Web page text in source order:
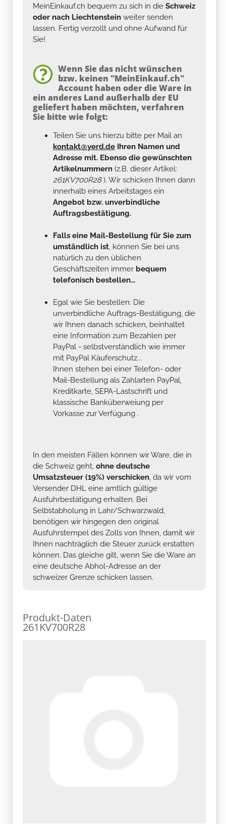
MeinEinkauf.ch bequem zu sich in die Schweiz
oder nach Liechtenstein weiter senden
lassen. Fertig verzollt und ohne Aufwand für
Sie!
Wenn Sie das nicht wünschen
bzw. keinen "MeinEinkauf.ch"
Account haben oder die Ware in
ein anderes Land außerhalb der EU
geliefert haben möchten, verfahren
Sie bitte wie folgt:
Teilen Sie uns hierzu bitte per Mail an
kontakt@yerd.de Ihren Namen und
Adresse mit. Ebenso die gewünschten
Artikelnummern (z.B. dieser Artikel:
261KV700R28). Wir schicken Ihnen dann
innerhalb eines Arbeitstages ein
Angebot bzw. unverbindliche
Auftragsbestätigung.
Falls eine Mail-Bestellung für Sie zum
umständlich ist, können Sie bei uns
natürlich zu den üblichen
Geschäftszeiten immer bequem
telefonisch bestellen...
Egal wie Sie bestellen: Die
unverbindliche Auftrags-Bestätigung, die
wir Ihnen danach schicken, beinhaltet
eine Information zum Bezahlen per
PayPal - selbstverständlich wie immer
mit PayPal Käuferschutz...
Ihnen stehen bei einer Telefon- oder
Mail-Bestellung als Zahlarten PayPal,
Kreditkarte, SEPA-Lastschrift und
klassische Banküberweiung per
Vorkasse zur Verfügung .
In den meisten Fällen können wir Ware, die in
die Schweiz geht, ohne deutsche
Umsatzsteuer (19%) verschicken, da wir vom
Versender DHL eine amtlich gültige
Ausfuhrbestätigung erhalten. Bei
Selbstabholung in Lahr/Schwarzwald,
benötigen wir hingegen den original
Ausfuhrstempel des Zolls von Ihnen, damit wir
Ihnen nachträglich die Steuer zurück erstatten
können. Das gleiche gilt, wenn Sie die Ware an
eine deutsche Abhol-Adresse an der
schweizer Grenze schicken lassen.
Produkt-Daten
261KV700R28